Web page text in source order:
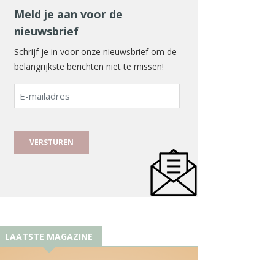
Meld je aan voor de
nieuwsbrief
Schrijf je in voor onze nieuwsbrief om de
belangrijkste berichten niet te missen!
E-
mailadres
LAATSTE MAGAZINE